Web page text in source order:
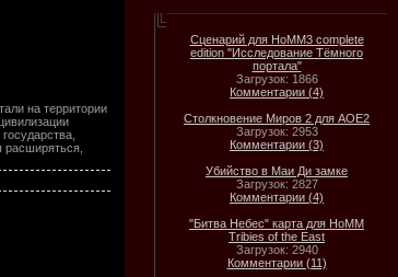
на территории
Сценарий для HoMM3 complete
edition "Исследование Тёмного
портала"
Загрузок: 1866
Комментарии (4)
Столкновение Миров 2 для AOE2
Загрузок: 2953
Комментарии (3)
Убийство в Маи Ди замке
Загрузок: 2827
Комментарии (4)
"Битва Небес" карта для HoMM
Tribies of the East
Загрузок: 2940
Комментарии (11)